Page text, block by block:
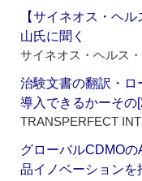
【サイネオス・ヘ
山氏に聞く
サイネオス・ヘルス
治験文書の翻訳・ロ
導入できるかーその
TRANSPERFECT
グローバルCDMO
品イノベーションを